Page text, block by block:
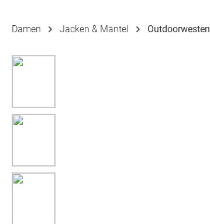
Damen Jacken & Mäntel Outdoorwesten
Bildergalerie überspringen